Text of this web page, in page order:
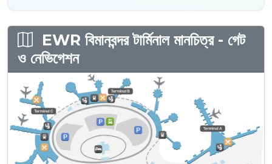
EWR বিমানবন্দর টার্মিনাল মানচিত্র - গেট
ও নেভিগেশন